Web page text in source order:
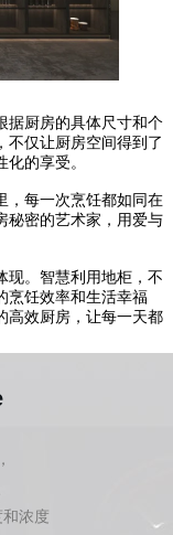
据厨房的具体尺寸和个
不仅让厨房空间得到了
的享受。
，每一次烹饪都如同在
秘密的艺术家，用爱与
现。智慧利用地柜，不
烹饪效率和生活幸福
高效厨房，让每一天都
浓度